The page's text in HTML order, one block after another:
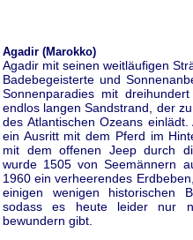
Agadir (Marokko)
Agadir mit seinen weitläufigen
Badebegeisterte und
Sonnenparadies mit
endlos langen Sandstrand, der
des Atlantischen Ozeans
ein Ausritt mit dem Pferd im
mit dem offenen Jeep durch
wurde 1505 von Seemännern
1960 ein verheerendes
einigen wenigen historischen
sodass es heute leider nur
bewundern gibt.